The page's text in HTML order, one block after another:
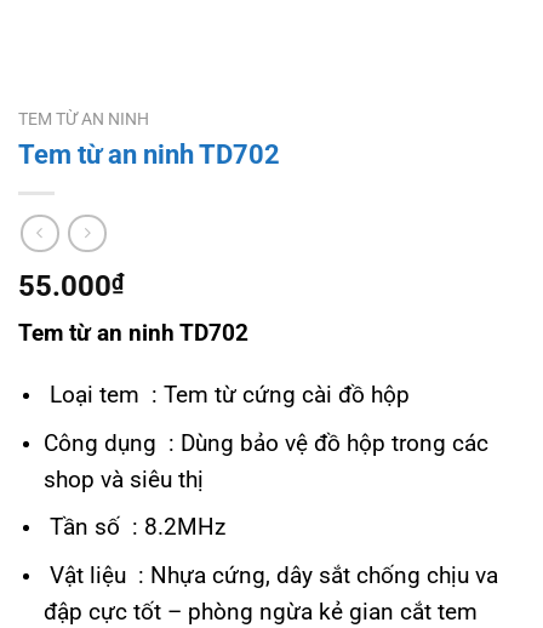
TEM TỪ AN NINH
Tem từ an ninh TD702
55.000₫
Tem từ an ninh TD702
Loại tem : Tem từ cứng cài đồ hộp
Công dụng : Dùng bảo vệ đồ hộp trong các
shop và siêu thị
Tần số : 8.2MHz
Vật liệu : Nhựa cứng, dây sắt chống chịu va
đập cực tốt – phòng ngừa kẻ gian cắt tem